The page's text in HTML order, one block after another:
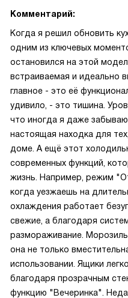
Комментарий:
Когда я решил обновить
одним из ключевых
остановился на этой
встраиваемая и идеально
главное - это её
удивило, - это тишина.
что иногда я даже
настоящая находка для
доме. А ещё этот
современных функций,
жизнь. Например, режим
когда уезжаешь на
охлаждения работает
свежие, а благодаря
размораживание.
она не только
использовании. Ящики
благодаря прозрачным
функцию "Вечеринка".